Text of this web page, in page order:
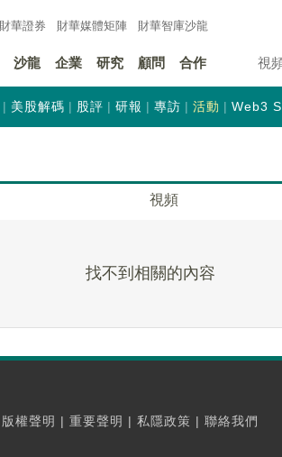
財華證券 財華媒體矩陣 財華智庫沙龍
沙龍 企業 研究 顧問 合作 視
美股解碼 股評 研報 專訪 活動 Web3
視頻
找不到相關的內容
版權聲明 | 重要聲明 | 私隱政策 | 聯絡我們